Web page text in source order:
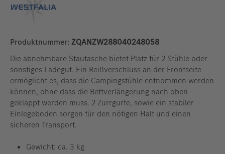
Produktnummer: ZQANZW288040248058
Die abnehmbare Stautasche bietet Platz für 2 Stühle oder
sonstiges Ladegut. Ein Reißverschluss an der Frontseite
ermöglicht es, dass die Campingstühle entnommen werden
können, ohne dass die Bettverlängerung nach oben
geklappt werden muss. 2 Zurrgurte, sowie ein stabiler
Einlegeboden sorgen für den nötigen Halt und einen
sicheren Transport.
Gewicht: ca. 3 kg